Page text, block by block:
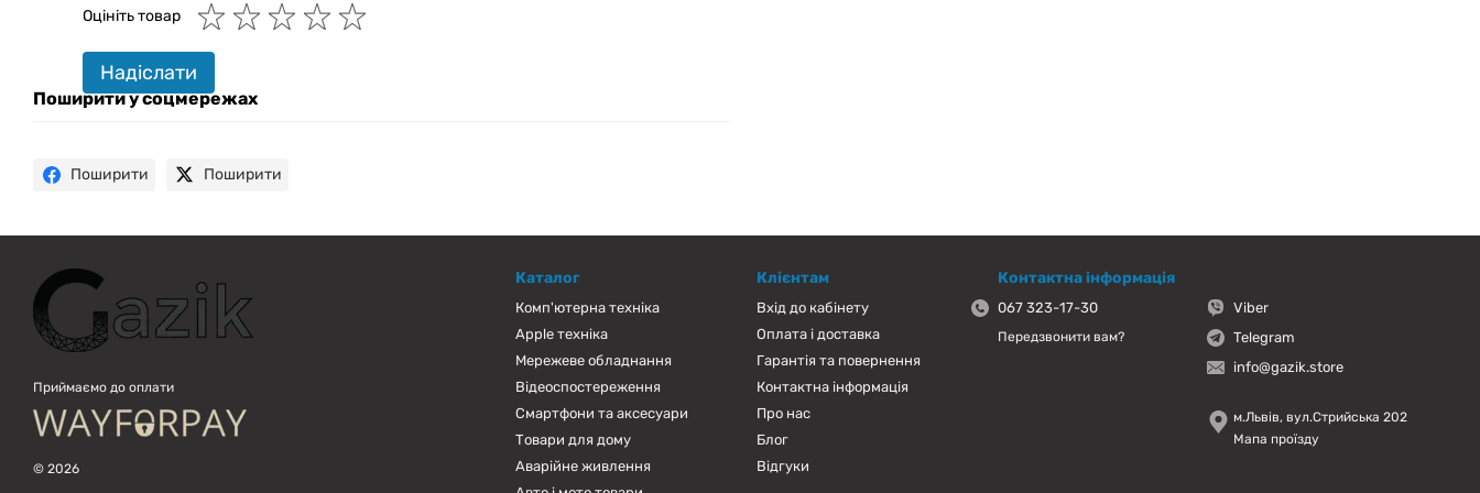
Оцініть товар
Надіслати
Поширити у соцмережах
Поширити Поширити
Приймаємо до оплати
© 2026
Каталог
Комп'ютерна техніка
Apple техніка
Мережеве обладнання
Відеоспостереження
Смартфони та аксесуари
Товари для дому
Аварійне живлення
Клієнтам
Вхід до кабінету
Оплата і доставка
Гарантія та повернення
Контактна інформація
Про нас
Блог
Відгуки
Контактна інформація
067 323-17-30
Передзвонити вам?
Viber
Telegram
info@gazik.store
м.Львів, вул.Стрийська 202
Мапа проїзду
Привіт! 👋 Я Gazik AI — допоможу
підібрати вживану комп'ютерну
техніку. Що шукаєш?